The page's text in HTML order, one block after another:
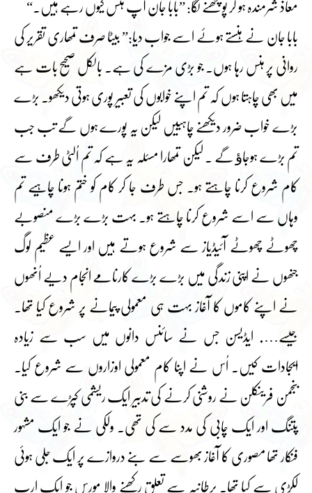
معاذ شرمندہ ہو کر پوچھنے لگا: ”بابا جان آپ ہنس کیوں رہے ہیں۔“
بابا جان نے ہنستے ہوئے اسے جواب دیا:” بیٹا صرف تمھاری تقریر کی
روانی پر ہنس رہا ہوں۔ جو بڑی مزے کی ہے۔ بالکل صحیح بات ہے
میں بھی چاہتا ہوں کہ تم اپنے خوابوں کی تعبیر پوری ہوتی دیکھو۔ بڑے
بڑے خواب ضرور دیکھنے چاہییں لیکن یہ پورے ہوں گے تب جب
تم بڑے ہوجاﺅ گے ۔ لیکن تمھارا مسئلہ یہ ہے کہ تم اُلٹی طرف سے
کام شروع کرنا چاہتے ہو۔ جس طرف جا کر کام کو ختم ہونا چاہیے تم
وہاں سے اسے شروع کرنا چاہتے ہو۔ بہت بڑے بڑے منصوبے
چھوٹے چھوٹے آئیڈیاز سے شروع ہوتے ہیں اور ایسے عظیم لوگ
جنھوں نے اپنی زندگی میں بڑے بڑے کارنامے انجام دیے اُنھوں
نے اپنے کاموں کا آغاز بہت ہی معمولی پیمانے پر شروع کیا تھا۔
جیسے…. ایڈیسن جس نے سائنس دانوں میں سب سے زیادہ
ایجادات کیں۔ اُس نے اپنا کام معمولی اوزاروں سے شروع کیا۔
بنجمن فرینکلن نے روشنی کرنے کی تدبیر ایک ریشمی کپڑے سے بنی
پتنگ اور ایک چابی کی مدد سے کی تھی۔ ولکی نے جو ایک مشہور
فنکار تھا مصوری کا آغاز بھوسے سے بنے دروازے پر ایک جلی ہوئی
لکڑی سے کیا تھا۔ برطانیہ سے تعلق رکھنے والا مورس جو ایک ارب